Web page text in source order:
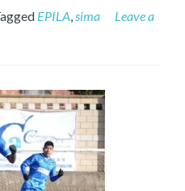
EPILA,sima
Leave a